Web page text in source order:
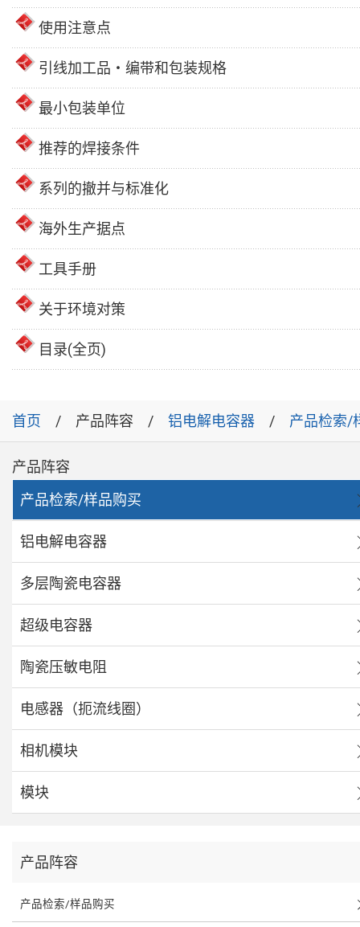
使用注意点
引线加工品・编带和包装规格
最小包装单位
推荐的焊接条件
系列的撤并与标准化
海外生产据点
工具手册
关于环境对策
目录(全页)
首页 产品阵容 铝电解电容器 产品检索/
产品阵容
产品检索/样品购买
铝电解电容器
多层陶瓷电容器
超级电容器
陶瓷压敏电阻
电感器（扼流线圈）
相机模块
模块
产品阵容
产品检索/样品购买